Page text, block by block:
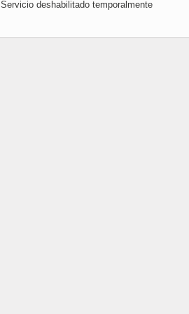
Servicio deshabilitado temporalmente